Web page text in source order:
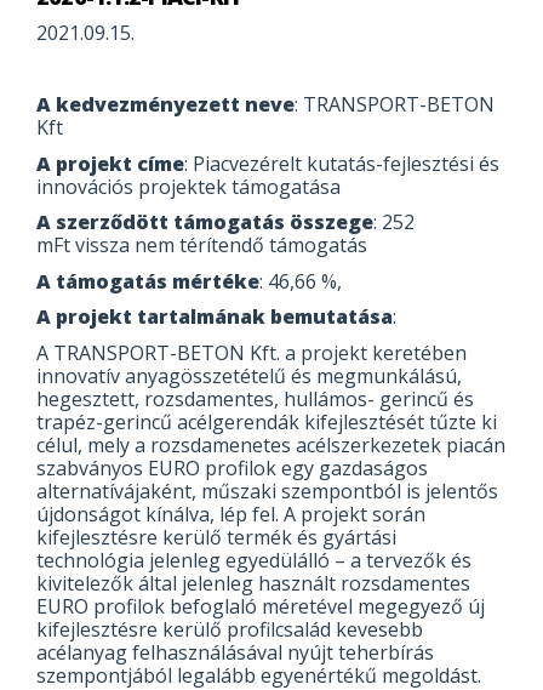
2021.09.15.
A kedvezményezett neve: TRANSPORT-BETON
Kft
A projekt címe: Piacvezérelt kutatás-fejlesztési és
innovációs projektek támogatása
A szerződött támogatás összege: 252
mFt vissza nem térítendő támogatás
A támogatás mértéke: 46,66 %,
A projekt tartalmának bemutatása:
A TRANSPORT-BETON Kft. a projekt keretében
innovatív anyagösszetételű és megmunkálású,
hegesztett, rozsdamentes, hullámos- gerincű és
trapéz-gerincű acélgerendák kifejlesztését tűzte ki
célul, mely a rozsdamenetes acélszerkezetek piacán
szabványos EURO profilok egy gazdaságos
alternatívájaként, műszaki szempontból is jelentős
újdonságot kínálva, lép fel. A projekt során
kifejlesztésre kerülő termék és gyártási
technológia jelenleg egyedülálló – a tervezők és
kivitelezők által jelenleg használt rozsdamentes
EURO profilok befoglaló méretével megegyező új
kifejlesztésre kerülő profilcsalád kevesebb
acélanyag felhasználásával nyújt teherbírás
szempontjából legalább egyenértékű megoldást.